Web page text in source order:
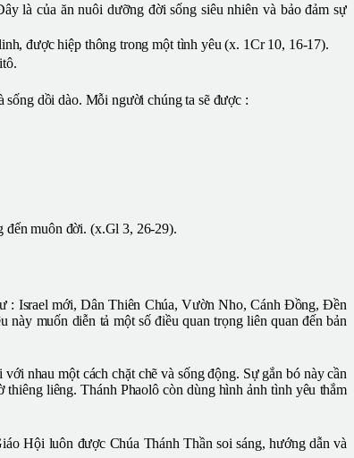
là của ăn nuôi dưỡng đời sống siêu nhiên và bảo đảm sự
được hiệp thông trong một tình yêu (x. 1Cr 10, 16-17).
dồi dào. Mỗi người chúng ta sẽ được :
đến muôn đời. (x.Gl 3, 26-29).
: Israel mới, Dân Thiên Chúa, Vườn Nho, Cánh Đồng, Đền
muốn diễn tả một số điều quan trọng liên quan đến bản
nhau một cách chặt chẽ và sống động. Sự gắn bó này cần
liêng. Thánh Phaolô còn dùng hình ảnh tình yêu thắm
Hội luôn được Chúa Thánh Thần soi sáng, hướng dẫn và